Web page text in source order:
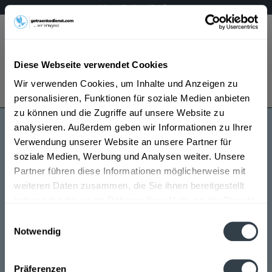
Diese Webseite verwendet Cookies
Wir verwenden Cookies, um Inhalte und Anzeigen zu
personalisieren, Funktionen für soziale Medien anbieten
zu können und die Zugriffe auf unsere Website zu
analysieren. Außerdem geben wir Informationen zu Ihrer
Verwendung unserer Website an unsere Partner für
soziale Medien, Werbung und Analysen weiter. Unsere
Partner führen diese Informationen möglicherweise mit
weiteren Daten zusammen, die Sie ihnen bereitgestellt
Notwendig
Präferenzen
Mo – Fr 9 – 17 Uhr
Menü
Bestellung widerrufen
Es gilt unsere Datenschutzerklärung
Pretzfelder
Pretzfelder wird in den folgenden Regionen, Städten,